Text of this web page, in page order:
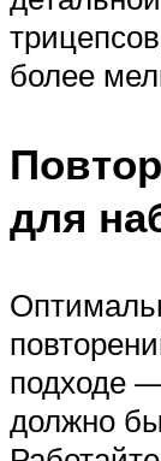
более
для
подходе
должно